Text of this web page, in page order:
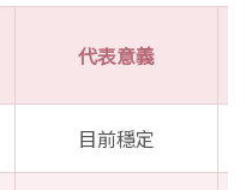
代表意義
目前穩定